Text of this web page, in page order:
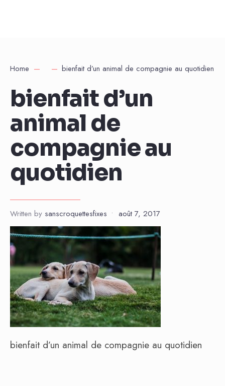
Home bienfait d’un animal de compagnie au quotidien
bienfait d’un
animal de
compagnie au
quotidien
Written by sanscroquettesfixes • août 7, 2017
bienfait d’un animal de compagnie au quotidien